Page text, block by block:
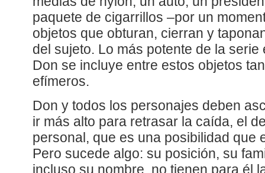
paquete de cigarrillos –por un
objetos que obturan, cierran y
del sujeto. Lo más potente de la
Don se incluye entre estos objetos
efímeros.
Don y todos los personajes deben
ir más alto para retrasar la caída, el
personal, que es una posibilidad que
Pero sucede algo: su posición, su
incluso su nombre, no tienen para él